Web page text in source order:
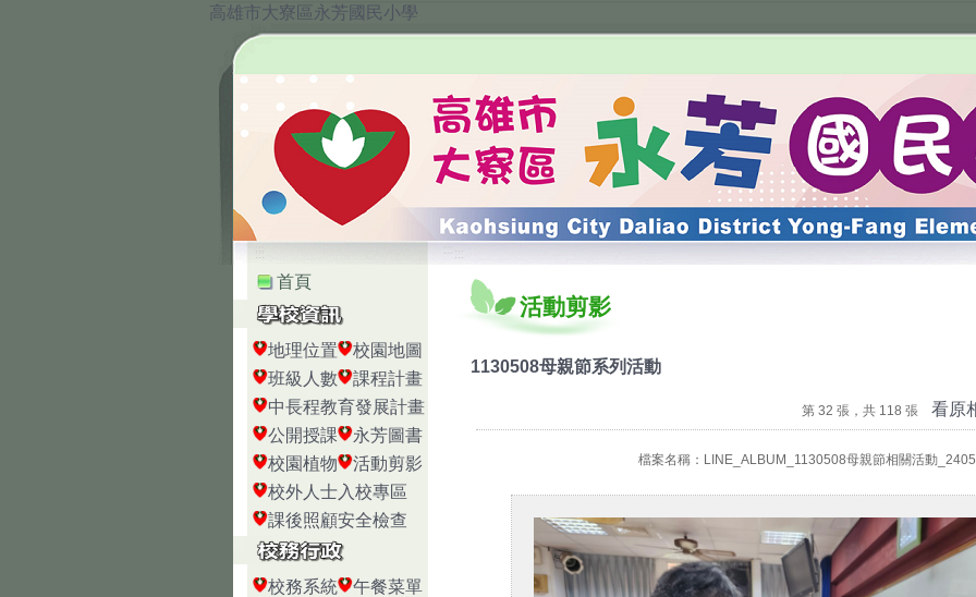
高雄市大寮區永芳國民小學
:::
首頁
地理位置
校園地圖
班級人數
課程計畫
中長程教育發展計畫
公開授課
永芳圖書
校園植物
活動剪影
校外人士入校專區
課後照顧安全檢查
校務系統
午餐菜單
:::
活動剪影
1130508母親節系列活動
第 32 張，共 118 張 看原
檔案名稱：LINE_ALBUM_1130508母親節相關活動